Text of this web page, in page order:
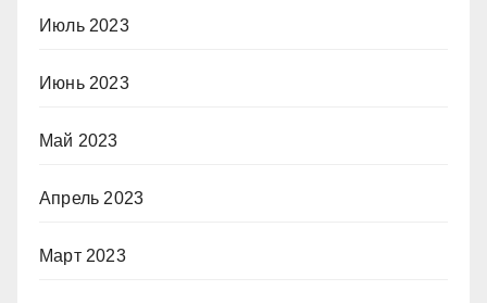
Июль 2023
Июнь 2023
Май 2023
Апрель 2023
Март 2023